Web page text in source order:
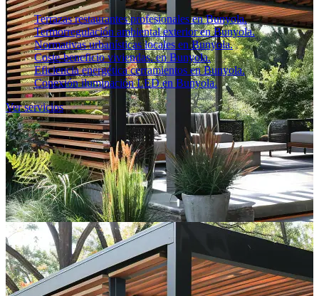
Terrazas restaurantes profesionales en Bunyola.
Termorregulación ambiental exterior en Bunyola.
Normativas urbanísticas locales en Bunyola.
Coste-beneficio viviendas. en Bunyola.
Eficiencia energética cerramientos en Bunyola.
Conexión iluminación LED en Bunyola.
Ver servicios